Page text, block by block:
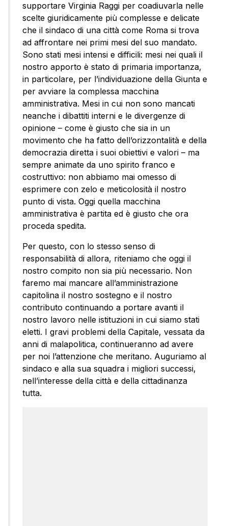
supportare Virginia Raggi per coadiuvarla nelle
scelte giuridicamente più complesse e delicate
che il sindaco di una città come Roma si trova
ad affrontare nei primi mesi del suo mandato.
Sono stati mesi intensi e difficili: mesi nei quali il
nostro apporto è stato di primaria importanza,
in particolare, per l’individuazione della Giunta e
per avviare la complessa macchina
amministrativa. Mesi in cui non sono mancati
neanche i dibattiti interni e le divergenze di
opinione – come è giusto che sia in un
movimento che ha fatto dell’orizzontalità e della
democrazia diretta i suoi obiettivi e valori – ma
sempre animate da uno spirito franco e
costruttivo: non abbiamo mai omesso di
esprimere con zelo e meticolosità il nostro
punto di vista. Oggi quella macchina
amministrativa è partita ed è giusto che ora
proceda spedita.
Per questo, con lo stesso senso di
responsabilità di allora, riteniamo che oggi il
nostro compito non sia più necessario. Non
faremo mai mancare all’amministrazione
capitolina il nostro sostegno e il nostro
contributo continuando a portare avanti il
nostro lavoro nelle istituzioni in cui siamo stati
eletti. I gravi problemi della Capitale, vessata da
anni di malapolitica, continueranno ad avere
per noi l’attenzione che meritano. Auguriamo al
sindaco e alla sua squadra i migliori successi,
nell’interesse della città e della cittadinanza
tutta.